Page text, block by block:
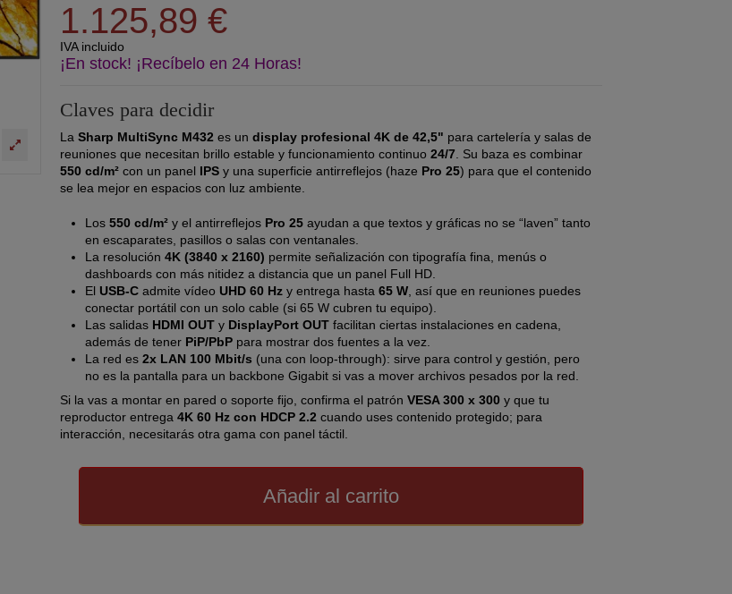
1.125,89 €
IVA incluido
¡En stock! ¡Recíbelo en 24 Horas!
Claves para decidir
La Sharp MultiSync M432 es un display profesional 4K de 42,5" para cartelería y salas de
reuniones que necesitan brillo estable y funcionamiento continuo 24/7 . Su baza es combinar
550 cd/m²con un panel IPSy una superficie antirreflejos (haze Pro 25) para que el contenido
se lea mejor en espacios con luz ambiente.
Los 550 cd/m²y el antirreflejos Pro 25ayudan a que textos y gráficas no se “laven” tanto
en escaparates, pasillos o salas con ventanales.
La resolución 4K (3840 x 2160) permite señalización con tipografía fina, menús o
dashboards con más nitidez a distancia que un panel Full HD.
El USB-Cadmite vídeo UHD 60 Hzy entrega hasta 65 W, así que en reuniones puedes
conectar portátil con un solo cable (si 65 W cubren tu equipo).
Las salidas HDMI OUTy DisplayPort OUTfacilitan ciertas instalaciones en cadena,
además de tener PiP/PbPpara mostrar dos fuentes a la vez.
La red es 2x LAN 100 Mbit/s (una con loop-through): sirve para control y gestión, pero
no es la pantalla para un backbone Gigabit si vas a mover archivos pesados por la red.
Si la vas a montar en pared o soporte fijo, confirma el patrón VESA 300 x 300y que tu
reproductor entrega 4K 60 Hz con HDCP 2.2 cuando uses contenido protegido; para
interacción, necesitarás otra gama con panel táctil.
Añadir al carrito